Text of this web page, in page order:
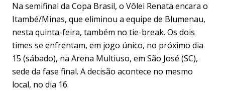
Na semifinal da Copa Brasil, o Vôlei Renata encara o
Itambé/Minas, que eliminou a equipe de Blumenau,
nesta quinta-feira, também no tie-break. Os dois
times se enfrentam, em jogo único, no próximo dia
15 (sábado), na Arena Multiuso, em São José (SC),
sede da fase final. A decisão acontece no mesmo
local, no dia 16.